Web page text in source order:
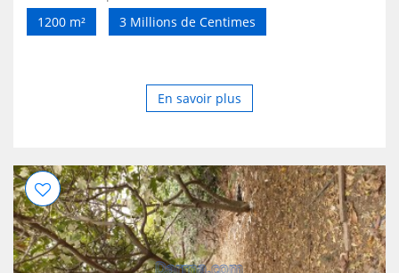
locatif • Vente directe du propriétaire, sans
intermédiaires Tous situés à Yakouren (Tizi Ouzou) avec
résidence principale, projet familial, ou investissement.
1200 m² 3 Millions de Centimes
En savoir plus